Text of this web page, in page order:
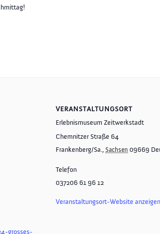
grosses-
VERANSTALTUNGSORT
Erlebnismuseum Zeitwerkstadt
Chemnitzer Straße 64
Frankenberg/Sa., Sachsen 09669
Telefon
037206 61 96 12
Veranstaltungsort-Website anzeigen